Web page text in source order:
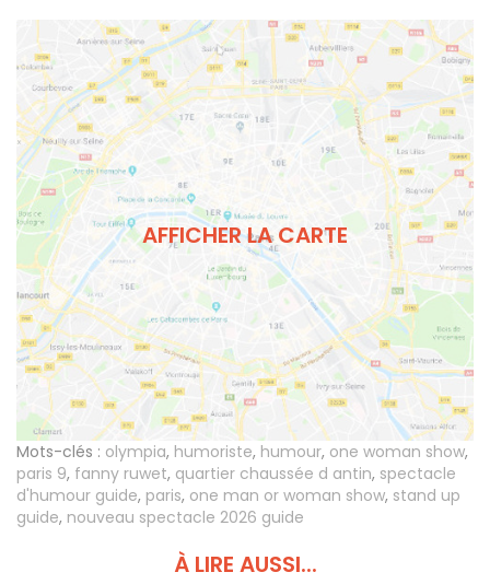
AFFICHER LA CARTE
Mots-clés : olympia, humoriste, humour, one woman show,
paris 9, fanny ruwet, quartier chaussée d antin, spectacle
d'humour guide, paris, one man or woman show, stand up
guide, nouveau spectacle 2026 guide
À LIRE AUSSI...